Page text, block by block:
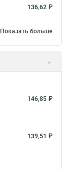
136,62 ₽
Показать больше
146,85 ₽
139,51 ₽